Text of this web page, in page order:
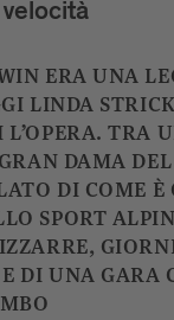
ERA UNA
LINDA
TRA
DAMA
DI COME È
SPORT
DI UNA GARA